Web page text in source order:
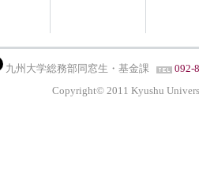
九州大学総務部同窓生・基金課
092-
Copyright© 2011 Kyushu